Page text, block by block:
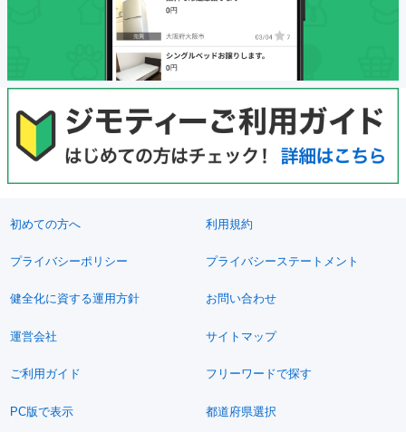
初めての方へ 利用規約
プライバシーポリシー プライバシーステートメント
健全化に資する運用方針 お問い合わせ
運営会社 サイトマップ
ご利用ガイド フリーワードで探す
PC版で表示 都道府県選択